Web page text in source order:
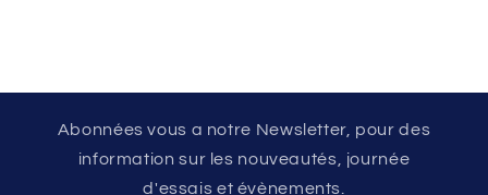
Abonnées vous a notre Newsletter, pour des
information sur les nouveautés, journée
d'essais et évènements.